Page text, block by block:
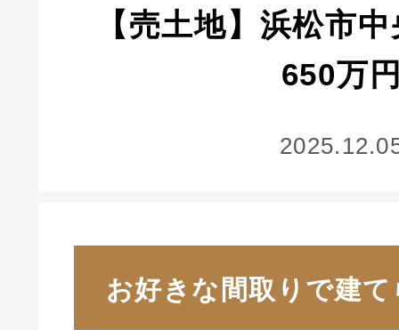
【売土地】浜松市
650万
お好きな間取りで建